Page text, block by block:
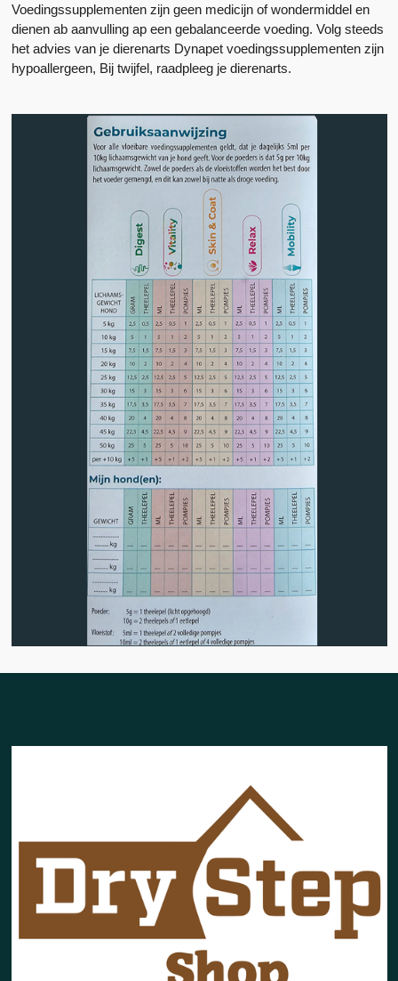
Voedingssupplementen zijn geen medicijn of wondermiddel en
dienen ab aanvulling ap een gebalanceerde voeding. Volg steeds
het advies van je dierenarts Dynapet voedingssupplementen zijn
hypoallergeen, Bij twijfel, raadpleeg je dierenarts.